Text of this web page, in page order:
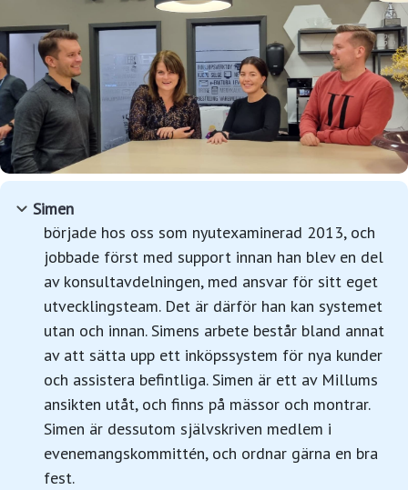
Simen
började hos oss som nyutexaminerad 2013, och
jobbade först med support innan han blev en del
av konsultavdelningen, med ansvar för sitt eget
utvecklingsteam. Det är därför han kan systemet
utan och innan. Simens arbete består bland annat
av att sätta upp ett inköpssystem för nya kunder
och assistera befintliga. Simen är ett av Millums
ansikten utåt, och finns på mässor och montrar.
Simen är dessutom självskriven medlem i
evenemangskommittén, och ordnar gärna en bra
fest.